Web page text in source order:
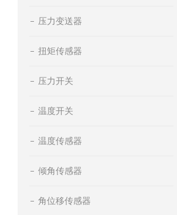
压力变送器
扭矩传感器
压力开关
温度开关
温度传感器
倾角传感器
角位移传感器